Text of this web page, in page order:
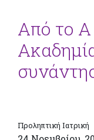
Από το Α
Προληπτική Ιατρική